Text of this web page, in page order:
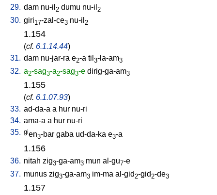
29. dam nu-il 2 dumu nu-il 2
30. giri17-zal-ce3 nu-il 2
1.154
(cf. 6.1.14.44)
31. dam nu-jar-ra e2-a til 3-la-am3
32. a2-sag3-a2-sag3-e dirig-ga-am3
1.155
(cf. 6.1.07.93)
33. ad-da-a a hur nu-ri
34. ama-a a hur nu-ri
35. gien3-bar gaba ud-da-ka e3-a
1.156
36. nitah zig3-ga-am3 mun al-gu7-e
37. munus zig3-ga-am3 im-ma al-gid 2-gid 2-de3
1.157